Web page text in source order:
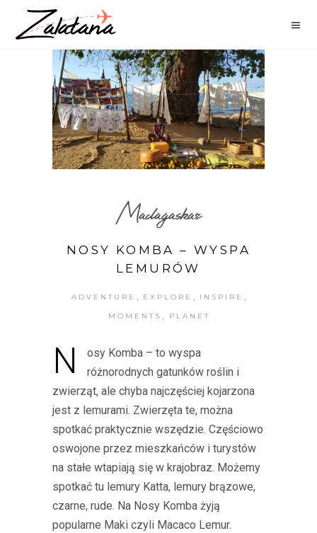
Madagaskar
NOSY KOMBA – WYSPA
LEMURÓW
ADVENTURE EXPLORE INSPIRE
MOMENTS PLANET
N
osy Komba – to wyspa
różnorodnych gatunków roślin i
zwierząt, ale chyba najczęściej kojarzona
jest z lemurami. Zwierzęta te, można
spotkać praktycznie wszędzie. Częściowo
oswojone przez mieszkańców i turystów
na stałe wtapiają się w krajobraz. Możemy
spotkać tu lemury Katta, lemury brązowe,
czarne, rude. Na Nosy Komba żyją
popularne Maki czyli Macaco Lemur.